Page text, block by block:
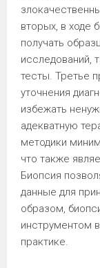
вторых, в ходе
получать
исследований,
тесты. Третье
уточнения
избежать
адекватную
методики
что также
Биопсия
данные для
образом,
инструментом
практике.